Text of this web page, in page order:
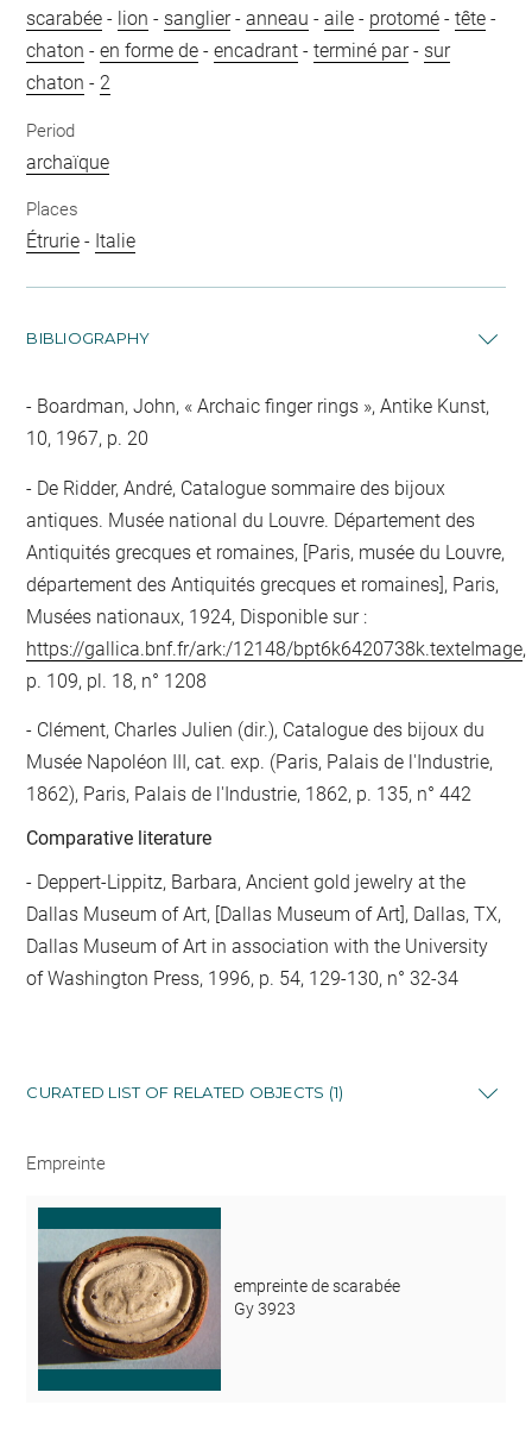
scarabée - lion - sanglier-anneau -aile - protomé -tête -
chaton -en forme de -encadrant -terminé par- sur
chaton - 2
Period
archaïque
Places
Étrurie - Italie
BIBLIOGRAPHY
Boardman, John, « Archaic finger rings », Antike Kunst,
10, 1967, p. 20
De Ridder, André, Catalogue sommaire des bijoux
antiques. Musée national du Louvre. Département des
Antiquités grecques et romaines, [Paris, musée du Louvre,
département des Antiquités grecques et romaines], Paris,
Musées nationaux, 1924, Disponible sur :
https://gallica.bnf.fr/ark:/12148/bpt6k6420738k.texteImage,
p. 109, pl. 18, n° 1208
Clément, Charles Julien (dir.), Catalogue des bijoux du
Musée Napoléon III, cat. exp. (Paris, Palais de l'Industrie,
1862), Paris, Palais de l'Industrie, 1862, p. 135, n° 442
Comparative literature
- Deppert-Lippitz, Barbara, Ancient gold jewelry at the
Dallas Museum of Art, [Dallas Museum of Art], Dallas, TX,
Dallas Museum of Art in association with the University
of Washington Press, 1996, p. 54, 129-130, n° 32-34
CURATED LIST OF RELATED OBJECTS (1)
Empreinte
empreinte de scarabée
Gy 3923